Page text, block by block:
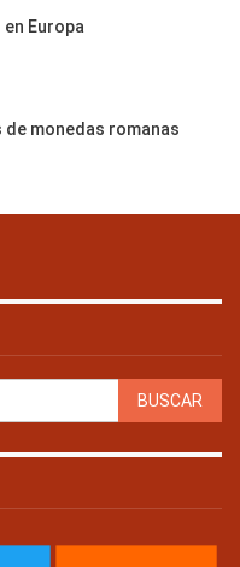
Europa
de monedas romanas